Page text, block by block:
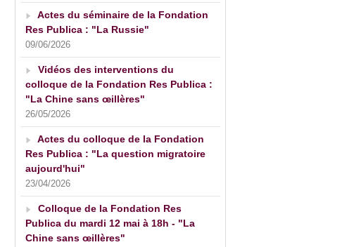
Actes du séminaire de la Fondation
Res Publica : "La Russie"
09/06/2026
Vidéos des interventions du
colloque de la Fondation Res Publica :
"La Chine sans œillères"
26/05/2026
Actes du colloque de la Fondation
Res Publica : "La question migratoire
aujourd'hui"
23/04/2026
Colloque de la Fondation Res
Publica du mardi 12 mai à 18h - "La
Chine sans œillères"